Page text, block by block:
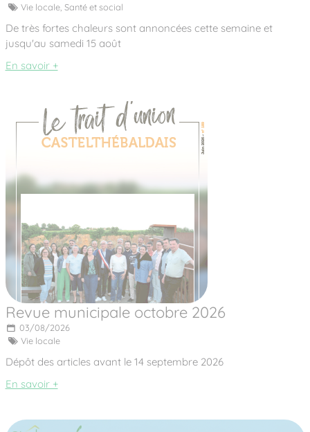
Vie locale, Santé et social
De très fortes chaleurs sont annoncées cette semaine et
jusqu'au samedi 15 août
En savoir +
Revue municipale octobre 2026
03/08/2026
Vie locale
Dépôt des articles avant le 14 septembre 2026
En savoir +